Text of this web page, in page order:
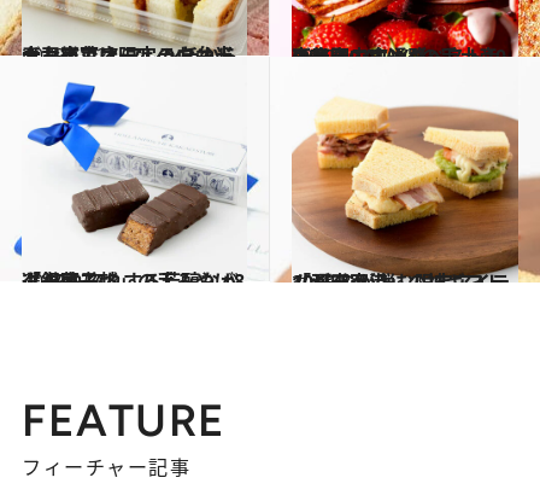
2019.12.27
大丸東京店限定のお弁当＆お総菜は フレンチから寿司までオールラウンド
グルメ 2019.12.17
東京駅中央通路HANAGATAYAの手土産 人気ランキングベスト10の発表です！
グルメ
2019.12.15
「銀座三越」の手みやげ8選 惚れ惚れする芳醇なバター菓子
グルメ 2019.8.9
「羽田空港」の神ギフト10選 心が弾む限定アイテムが充実
グルメ
FEATURE
フィーチャー記事